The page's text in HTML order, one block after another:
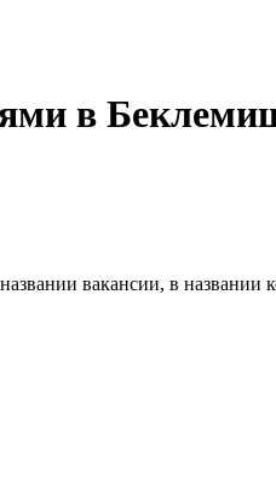
в
вакансии, в названии